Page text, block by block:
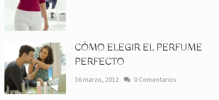
CÓMO ELEGIR EL PERFUME
PERFECTO
16 marzo, 2012 0 Comentarios